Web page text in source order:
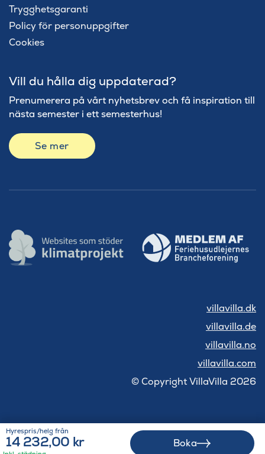
Trygghetsgaranti
Policy för personuppgifter
Cookies
Vill du hålla dig uppdaterad?
Prenumerera på vårt nyhetsbrev och få inspiration till
nästa semester i ett semesterhus!
Se mer
villavilla.dk
villavilla.de
villavilla.no
villavilla.com
© Copyright VillaVilla 2026
Hyrespris/helg från
14 232,00 kr Boka